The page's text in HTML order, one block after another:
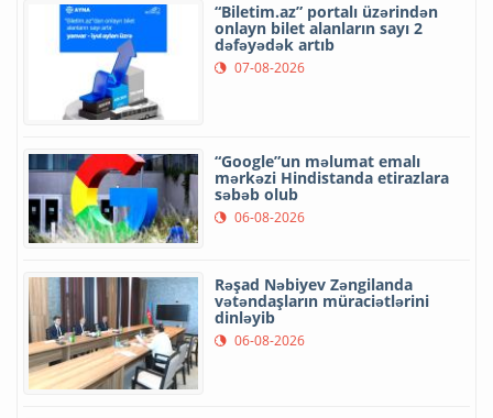
“Biletim.az” portalı üzərindən
onlayn bilet alanların sayı 2
dəfəyədək artıb
07-08-2026
“Google”un məlumat emalı
mərkəzi Hindistanda etirazlara
səbəb olub
06-08-2026
Rəşad Nəbiyev Zəngilanda
vətəndaşların müraciətlərini
dinləyib
06-08-2026